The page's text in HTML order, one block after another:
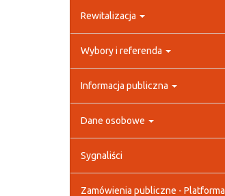
Rewitalizacja
Wybory i referenda
Informacja publiczna
Dane osobowe
Sygnaliści
Zamówienia publiczne - Platforma